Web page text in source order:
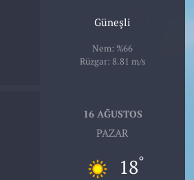
Güneşli
Nem: %66
Rüzgar: 8.81 m/s
16 AĞUSTOS
PAZAR
18°